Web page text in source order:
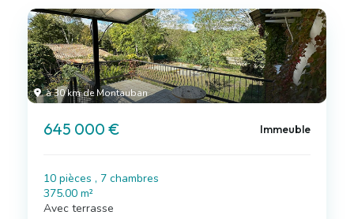
à 30 km de Montauban
645 000 € Immeuble
10 pièces , 7 chambres
375.00 m²
Avec terrasse